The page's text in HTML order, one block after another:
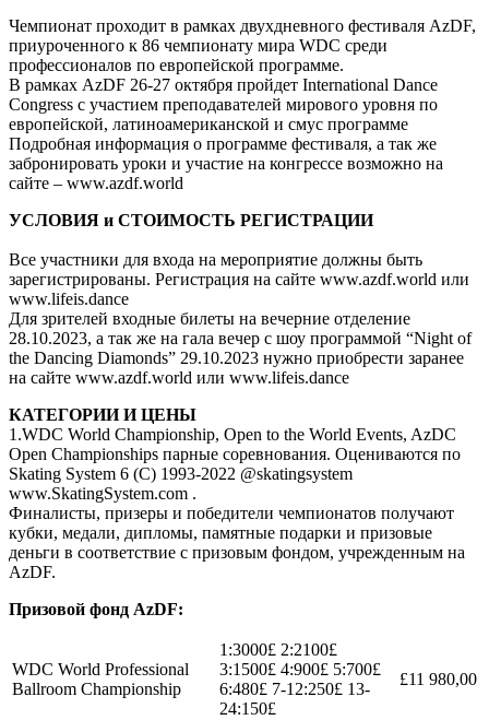
Чемпионат проходит в рамках двухдневного фестиваля AzDF,
приуроченного к 86 чемпионату мира WDC среди
профессионалов по европейской программе.
В рамках AzDF 26-27 октября пройдет International Dance
Congress с участием преподавателей мирового уровня по
европейской, латиноамериканской и смус программе
Подробная информация о программе фестиваля, а так же
забронировать уроки и участие на конгрессе возможно на
сайте – www.azdf.world
УСЛОВИЯ и СТОИМОСТЬ РЕГИСТРАЦИИ
Все участники для входа на мероприятие должны быть
зарегистрированы. Регистрация на сайте www.azdf.world или
www.lifeis.dance
Для зрителей входные билеты на вечерние отделение
28.10.2023, а так же на гала вечер с шоу программой “Night of
the Dancing Diamonds” 29.10.2023 нужно приобрести заранее
на сайте www.azdf.world или www.lifeis.dance
КАТЕГОРИИ И ЦЕНЫ
1.WDC World Championship, Open to the World Events, AzDC
Open Championships парные соревнования. Оцениваются по
Skating System 6 (С) 1993-2022 @skatingsystem
www.SkatingSystem.com .
Финалисты, призеры и победители чемпионатов получают
кубки, медали, дипломы, памятные подарки и призовые
деньги в соответствие с призовым фондом, учрежденным на
AzDF.
Призовой фонд AzDF:
WDC World Professional
Ballroom Championship
1:3000£ 2:2100£
3:1500£ 4:900£ 5:700£
6:480£ 7-12:250£ 13-
24:150£
£11 980,00